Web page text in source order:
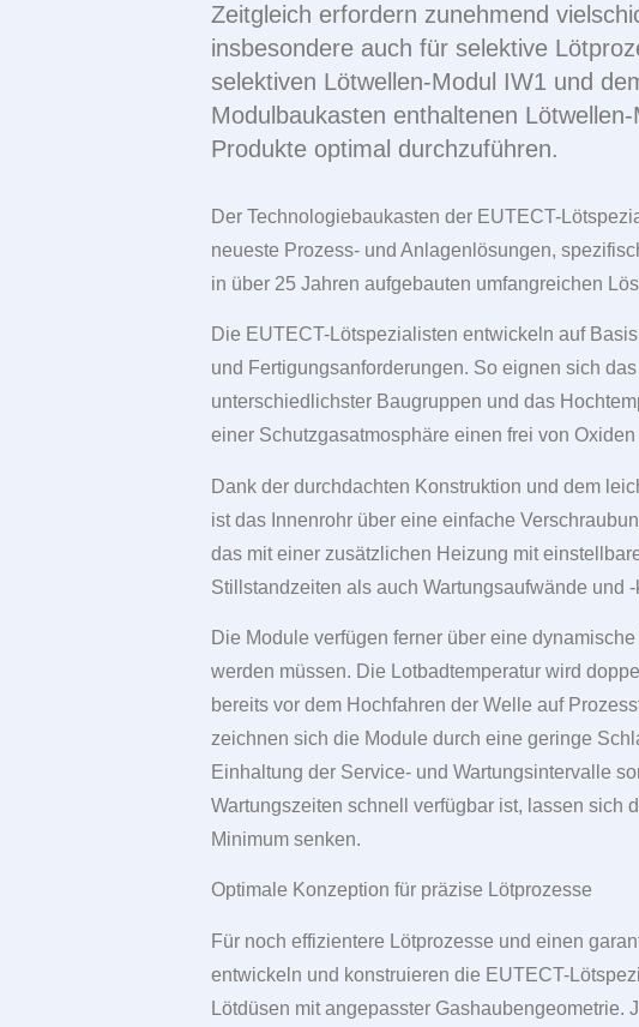
Zeitgleich erfordern zunehmend
insbesondere auch für selektive
selektiven Lötwellen-Modul IW1 und
Modulbaukasten enthaltenen
Produkte optimal durchzuführen.
Der Technologiebaukasten der EUTECT-
neueste Prozess- und Anlagenlösungen,
in über 25 Jahren aufgebauten umfangreichen
Die EUTECT-Lötspezialisten entwickeln auf
und Fertigungsanforderungen. So eignen sich
unterschiedlichster Baugruppen und das
einer Schutzgasatmosphäre einen frei von
Dank der durchdachten Konstruktion und dem
ist das Innenrohr über eine einfache
das mit einer zusätzlichen Heizung mit
Stillstandzeiten als auch Wartungsaufwände und
Die Module verfügen ferner über eine
werden müssen. Die Lotbadtemperatur wird
bereits vor dem Hochfahren der Welle auf
zeichnen sich die Module durch eine geringe
Einhaltung der Service- und Wartungsintervalle
Wartungszeiten schnell verfügbar ist, lassen sich
Minimum senken.
Optimale Konzeption für präzise Lötprozesse
Für noch effizientere Lötprozesse und einen
entwickeln und konstruieren die EUTECT-
Lötdüsen mit angepasster